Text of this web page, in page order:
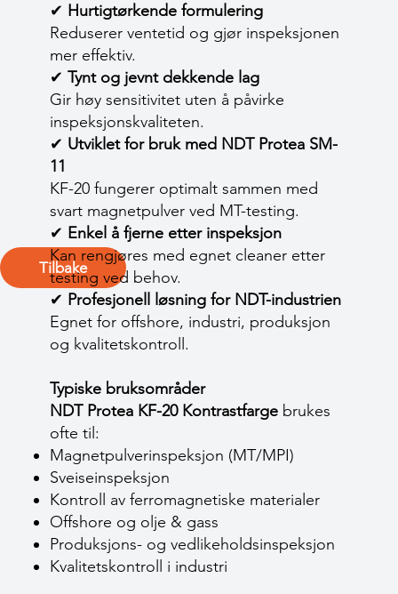
Tilbake
✔ Hurtigtørkende formulering
Reduserer ventetid og gjør inspeksjonen
mer effektiv.
✔ Tynt og jevnt dekkende lag
Gir høy sensitivitet uten å påvirke
inspeksjonskvaliteten.
✔ Utviklet for bruk med NDT Protea SM-
11
KF-20 fungerer optimalt sammen med
svart magnetpulver ved MT-testing.
✔ Enkel å fjerne etter inspeksjon
Kan rengjøres med egnet cleaner etter
testing ved behov.
✔ Profesjonell løsning for NDT-industrien
Egnet for offshore, industri, produksjon
og kvalitetskontroll.
Typiske bruksområder
NDT Protea KF-20 Kontrastfarge brukes
ofte til:
Magnetpulverinspeksjon (MT/MPI)
Sveiseinspeksjon
Kontroll av ferromagnetiske materialer
Offshore og olje & gass
Produksjons- og vedlikeholdsinspeksjon
Kvalitetskontroll i industri